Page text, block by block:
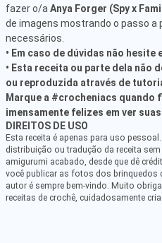
fazer o/a Anya Forger (Spy x
de imagens mostrando o passo a
necessários.
• Em caso de dúvidas não hesite
• Esta receita ou parte dela não
ou reproduzida através de
Marque a #crocheniacs quando
imensamente felizes em ver
DIREITOS DE USO
Esta receita é apenas para uso
distribuição ou tradução da receita
amigurumi acabado, desde que dê
você publicar as fotos dos brinquedos
autor é sempre bem-vindo. Muito
receitas de crochê, cuidadosamente